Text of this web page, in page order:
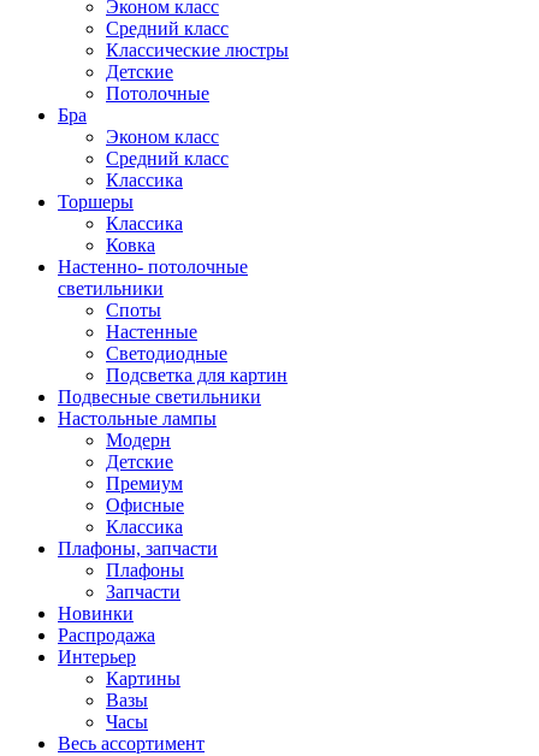
Эконом класс
Средний класс
Классические люстры
Детские
Потолочные
Бра
Эконом класс
Средний класс
Классика
Торшеры
Классика
Ковка
Настенно- потолочные
светильники
Споты
Настенные
Светодиодные
Подсветка для картин
Подвесные светильники
Настольные лампы
Модерн
Детские
Премиум
Офисные
Классика
Плафоны, запчасти
Плафоны
Запчасти
Новинки
Распродажа
Интерьер
Картины
Вазы
Часы
Весь ассортимент